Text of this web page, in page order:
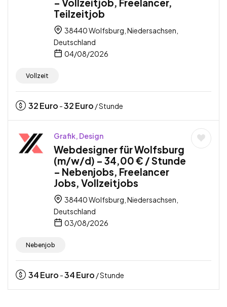
Teilzeitjob
38440 Wolfsburg, Niedersachsen,
Deutschland
04/08/2026
Vollzeit
32Euro -32Euro / Stunde
Grafik, Design
Webdesigner für Wolfsburg
(m/w/d) – 34,00 € / Stunde
– Nebenjobs, Freelancer
Jobs, Vollzeitjobs
38440 Wolfsburg, Niedersachsen,
Deutschland
03/08/2026
Nebenjob
34Euro -34Euro / Stunde